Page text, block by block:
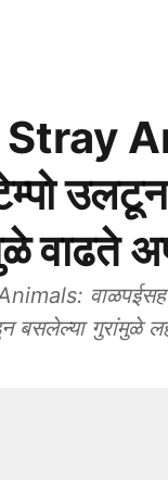
वाढते
वाळपईसह
बसलेल्या